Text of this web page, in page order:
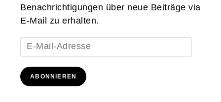
Benachrichtigungen über neue Beiträge via
E-Mail zu erhalten.
E-
Mail-
Adresse
ABONNIEREN